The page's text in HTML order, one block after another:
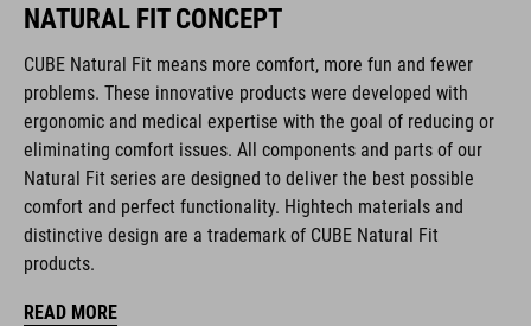
La marque CUBE est synonyme de produits innovants et de
haute qualité qui sont toujours orientés sur les tendances
actuelles. Les produits sont parfaitement ajustés les uns aux
autres par la coopération étroite des designers dans le
développement des accessoires et des vélos et engendrent
ainsi la meilleure combinaison en matière de design, de
technique et d’utilisabilité.
CARACTÉRISTIQUES
NATURAL FIT CONCEPT
CUBE Natural Fit means more comfort, more fun and fewer
problems. These innovative products were developed with
ergonomic and medical expertise with the goal of reducing or
eliminating comfort issues. All components and parts of our
Natural Fit series are designed to deliver the best possible
comfort and perfect functionality. Hightech materials and
distinctive design are a trademark of CUBE Natural Fit
products.
READ MORE